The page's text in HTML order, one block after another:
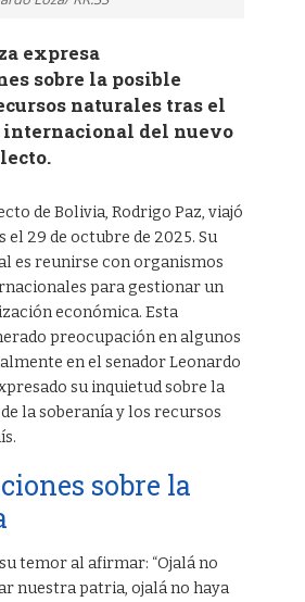
expresa
sobre la posible
naturales tras el
del nuevo
de Bolivia, Rodrigo Paz, viajó
el 29 de octubre de 2025. Su
es reunirse con organismos
para gestionar un
económica. Esta
preocupación en algunos
en el senador Leonardo
su inquietud sobre la
la soberanía y los recursos
sobre la
temor al afirmar: “Ojalá no
nuestra patria, ojalá no haya